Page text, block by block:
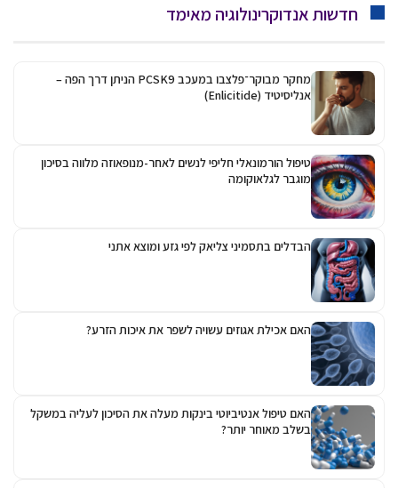
חדשות אנדוקרינולוגיה מאימד
מחקר מבוקר־פלצבו במעכב PCSK9 הניתן דרך הפה –
אנליסיטיד (Enlicitide)
טיפול הורמונאלי חליפי לנשים לאחר-מנופאוזה מלווה בסיכון
מוגבר לגלאוקומה
הבדלים בתסמיני צליאק לפי גזע ומוצא אתני
האם אכילת אגוזים עשויה לשפר את איכות הזרע?
האם טיפול אנטיביוטי בינקות מעלה את הסיכון לעליה במשקל
בשלב מאוחר יותר?